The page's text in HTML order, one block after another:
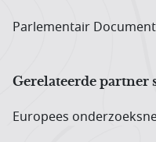
Parlementair
Gerelateerde partner
Europees